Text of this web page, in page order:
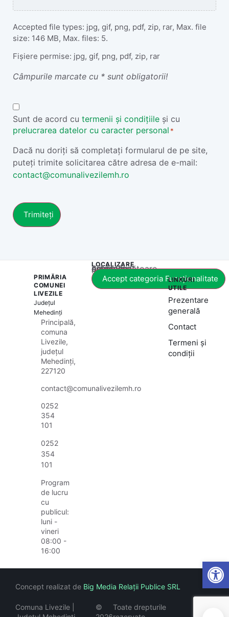
Accepted file types: jpg, gif, png, pdf, zip, rar, Max. file
size: 146 MB, Max. files: 5.
Fișiere permise: jpg, gif, png, pdf, zip, rar
Câmpurile marcate cu * sunt obligatorii!
Termeni
și
Condiții
Sunt de acord cu termenii și condițiile și cu
prelucrarea datelor cu caracter personal *
Dacă nu doriți să completați formularul de pe site,
puteți trimite solicitarea către adresa de e-mail:
contact@comunalivezilemh.ro
PRIMĂRIA
COMUNEI
LIVEZILE
Județul
Mehedinți
Principală,
comuna
Livezile,
județul
Mehedinți,
227120
contact@comunalivezilemh.ro
0252
354
101
0252
354
101
Program
de lucru
cu
publicul:
luni -
vineri
08:00 -
16:00
LOCALIZARE
Acest conținut este blocat până când acceptați categoria corespunzătoare de cookie-uri.
Accept categoria Funcționalitate
LINKURI
UTILE
Prezentare
generală
Contact
Termeni și
condiții
Comuna Livezile |
©
Toate drepturile
Concept realizat de Big Media Relații Publice SRL